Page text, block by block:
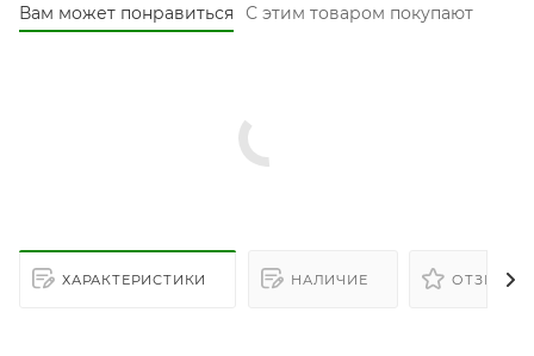
Вам может понравиться С этим товаром покупают
ХАРАКТЕРИСТИКИ НАЛИЧИЕ ОТЗЫВЫ